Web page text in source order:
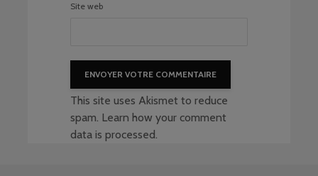
Site web
This site uses Akismet to reduce
spam. Learn how your comment
data is processed.